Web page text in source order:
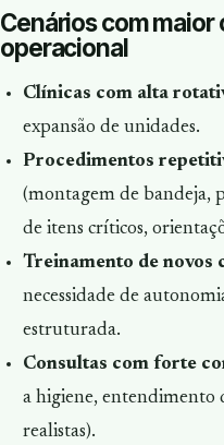
Cenários com
operacional
Clínicas com alta
expansão de unidades.
Procedimentos
(montagem de bandeja,
de itens críticos,
Treinamento de novos
necessidade de
estruturada.
Consultas com forte
a higiene, entendimento
realistas).